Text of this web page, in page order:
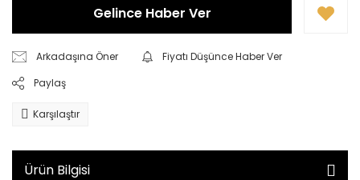
Gelince Haber Ver
Arkadaşına Öner
Fiyatı Düşünce Haber Ver
Paylaş
Karşılaştır
Ürün Bilgisi